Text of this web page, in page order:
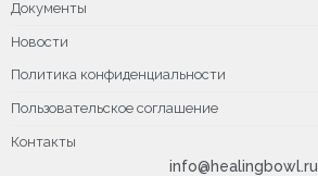
Документы
Новости
Политика конфиденциальности
Пользовательское соглашение
Контакты
info@healingbowl.ru